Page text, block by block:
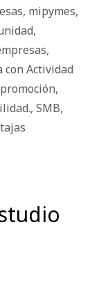
, mipymes,
,
,
con Actividad
promoción,
, SMB,